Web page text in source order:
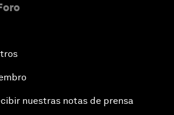
nuestras notas de prensa